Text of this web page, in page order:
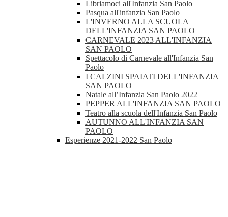
Libriamoci all'Infanzia San Paolo
Pasqua all'infanzia San Paolo
L'INVERNO ALLA SCUOLA
DELL'INFANZIA SAN PAOLO
CARNEVALE 2023 ALL'INFANZIA
SAN PAOLO
Spettacolo di Carnevale all'Infanzia San
Paolo
I CALZINI SPAIATI DELL'INFANZIA
SAN PAOLO
Natale all’Infanzia San Paolo 2022
PEPPER ALL'INFANZIA SAN PAOLO
Teatro alla scuola dell'Infanzia San Paolo
AUTUNNO ALL'INFANZIA SAN
PAOLO
Esperienze 2021-2022 San Paolo